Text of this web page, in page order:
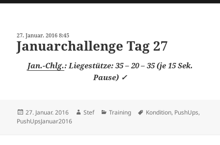
27. Januar. 2016 8:45
Januarchallenge Tag 27
Jan.-Chlg.: Liegestütze: 35 – 20 – 35 (je 15 Sek.
Pause) ✓
Veröffentlicht
am
27. Januar. 2016 Autor
Stef Kategorien
Training Schlagwörter
Kondition, PushUps,
PushUpsJanuar2016